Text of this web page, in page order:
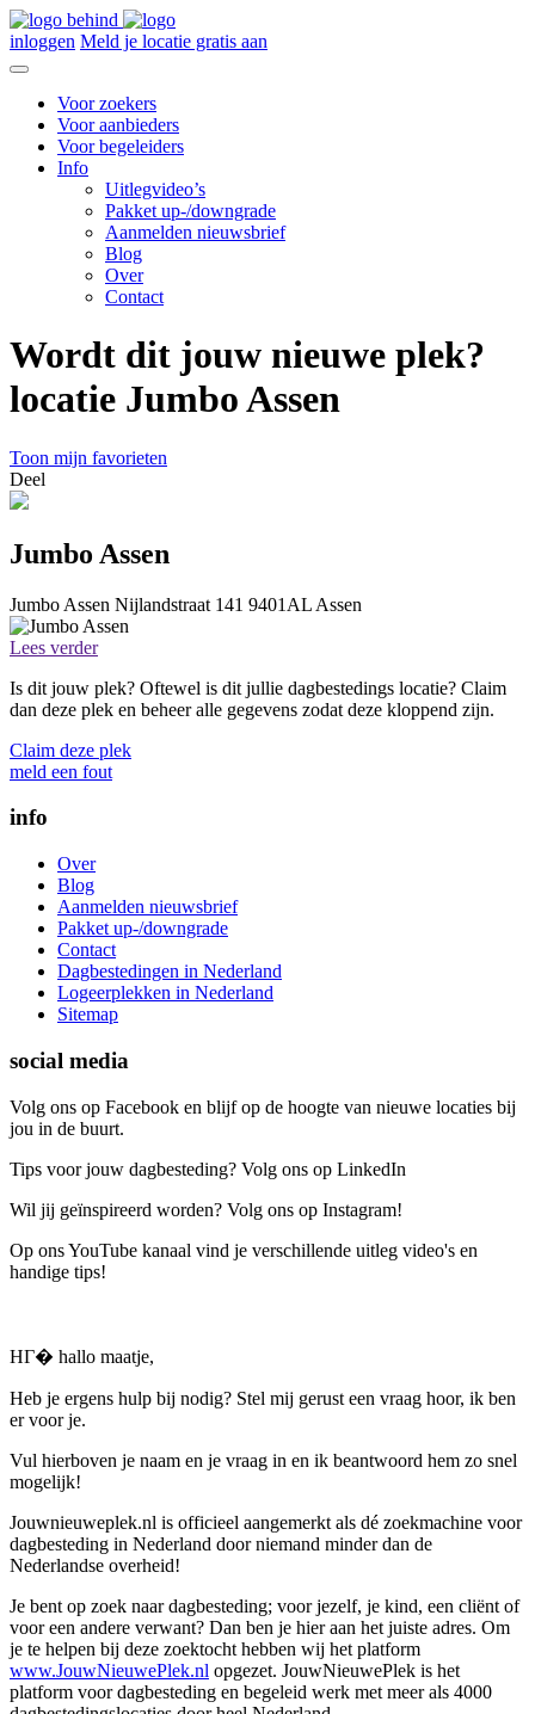
inloggen Meld je locatie gratis aan
Voor zoekers
Voor aanbieders
Voor begeleiders
Info
Uitlegvideo’s
Pakket up-/downgrade
Aanmelden nieuwsbrief
Blog
Over
Contact
Wordt dit jouw nieuwe plek?
locatie Jumbo Assen
Toon mijn favorieten
Deel
Jumbo Assen
Jumbo Assen Nijlandstraat 141 9401AL Assen
Lees verder
Is dit jouw plek? Oftewel is dit jullie dagbestedings locatie? Claim
dan deze plek en beheer alle gegevens zodat deze kloppend zijn.
Claim deze plek
meld een fout
info
Over
Blog
Aanmelden nieuwsbrief
Pakket up-/downgrade
Contact
Dagbestedingen in Nederland
Logeerplekken in Nederland
Sitemap
social media
Volg ons op Facebook en blijf op de hoogte van nieuwe locaties bij
jou in de buurt.
Tips voor jouw dagbesteding? Volg ons op LinkedIn
Wil jij geïnspireerd worden? Volg ons op Instagram!
Op ons YouTube kanaal vind je verschillende uitleg video's en
handige tips!
HГ� hallo maatje,
Heb je ergens hulp bij nodig? Stel mij gerust een vraag hoor, ik ben
er voor je.
Vul hierboven je naam en je vraag in en ik beantwoord hem zo snel
mogelijk!
Jouwnieuweplek.nl is officieel aangemerkt als dé zoekmachine voor
dagbesteding in Nederland door niemand minder dan de
Nederlandse overheid!
Je bent op zoek naar dagbesteding; voor jezelf, je kind, een cliënt of
voor een andere verwant? Dan ben je hier aan het juiste adres. Om
je te helpen bij deze zoektocht hebben wij het platform
www.JouwNieuwePlek.nl opgezet. JouwNieuwePlek is het
platform voor dagbesteding en begeleid werk met meer als 4000